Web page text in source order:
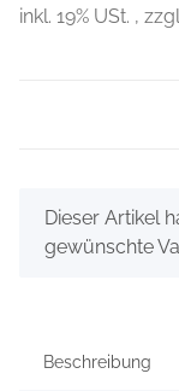
inkl. 19% USt. ,
x
Dieser Artikel
gewünschte
Beschreibung